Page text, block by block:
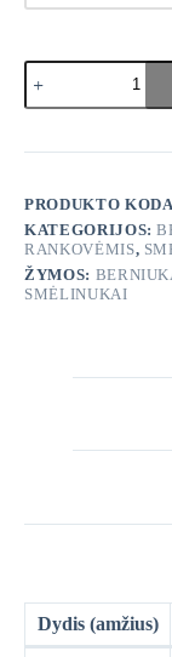
produkto
kiekis:
NEXT
5vnt.
PRODUKTO
KATEGORIJOS:
RANKOVĖMIS,
ŽYMOS:
SMĖLINUKAI
Dydis (amžius)